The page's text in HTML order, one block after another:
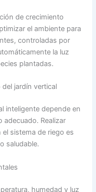
de crecimiento
el ambiente para
controladas por
la luz
plantadas.
jardín vertical
inteligente depende en
adecuado. Realizar
sistema de riego es
saludable.
humedad y luz